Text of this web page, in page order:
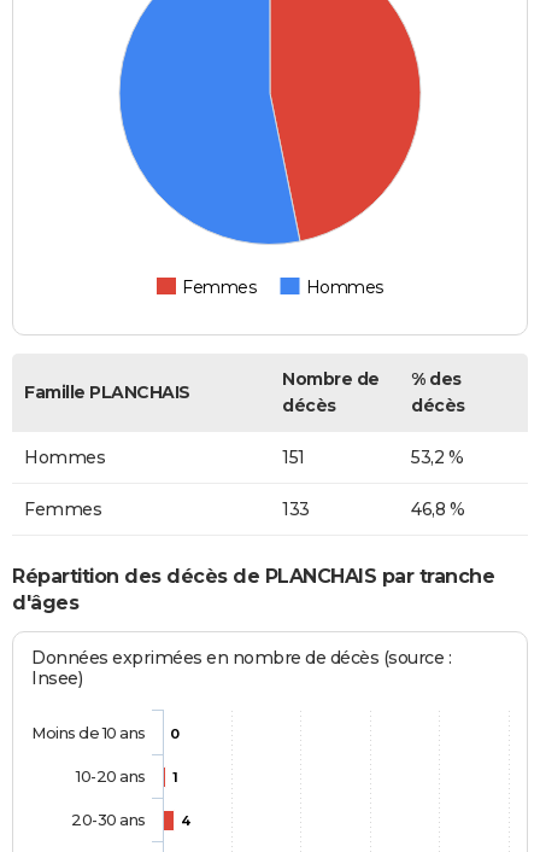
Femmes Hommes
Famille PLANCHAIS
Nombre de
décès
% des
décès
Hommes 151 53,2 %
Femmes 133 46,8 %
Répartition des décès de PLANCHAIS par tranche
d'âges
Données exprimées en nombre de décès (source :
Insee)
0
1
4
Moins de 10 ans
10-20 ans
20-30 ans